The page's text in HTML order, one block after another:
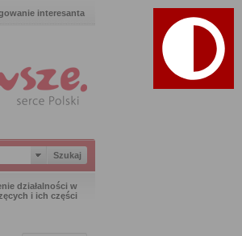
interesanta
działalności w
i ich części